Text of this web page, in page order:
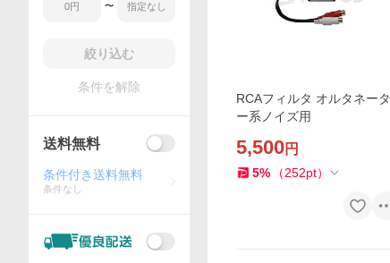
RCAフィルタ オルタネータ
ー系ノイズ用
5,500円
5% （252pt）
〜
絞り込む
条件を解除
送料無料
条件付き送料無料
条件なし